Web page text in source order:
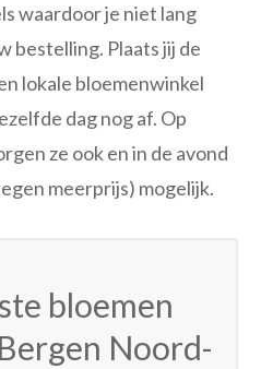
waardoor je niet lang
bestelling. Plaats jij de
lokale bloemenwinkel
dag nog af. Op
ze ook en in de avond
meerprijs) mogelijk.
bloemen
Noord-